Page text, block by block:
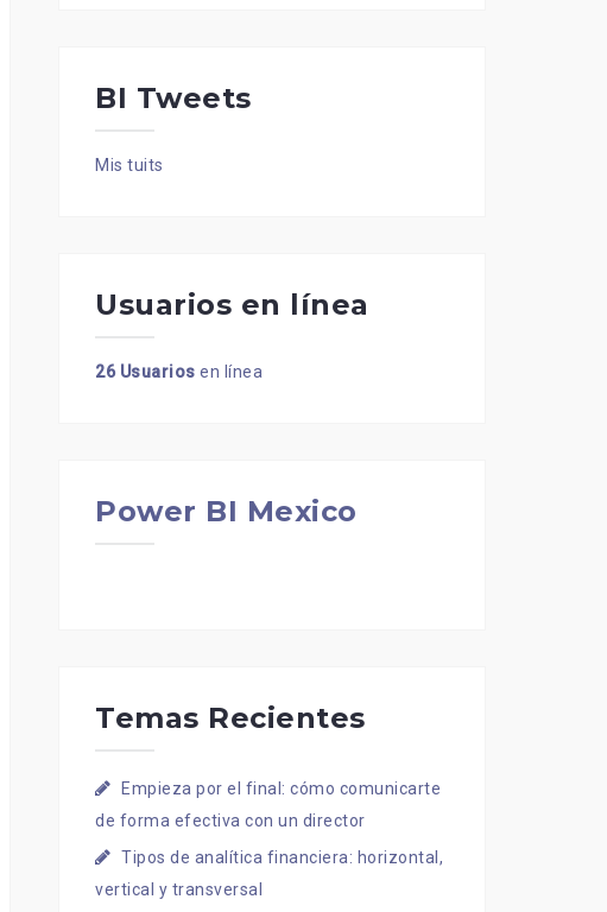
BI Tweets
Mis tuits
Usuarios en línea
26 Usuarios en línea
Power BI Mexico
Temas Recientes
Empieza por el final: cómo comunicarte
de forma efectiva con un director
Tipos de analítica financiera: horizontal,
vertical y transversal